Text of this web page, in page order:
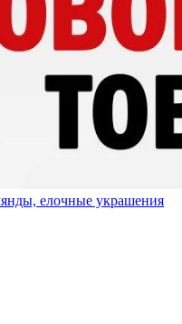
елочные украшения